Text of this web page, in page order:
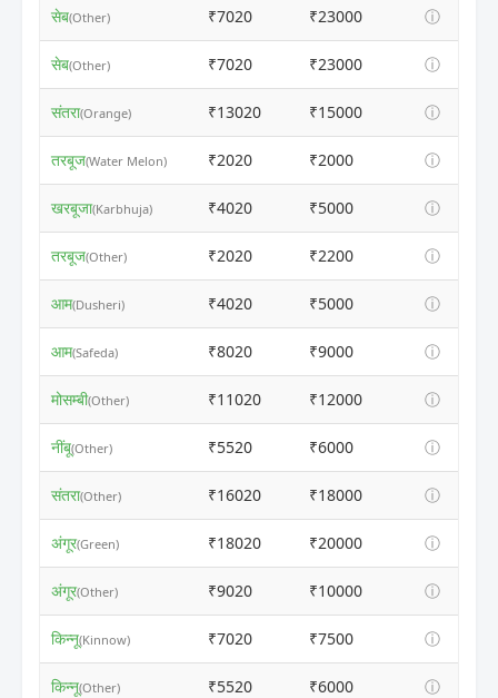
सेब(Other) ₹7020 ₹23000 ⓘ
सेब(Other) ₹7020 ₹23000 ⓘ
संतरा(Orange) ₹13020 ₹15000 ⓘ
तरबूज(Water Melon) ₹2020 ₹2000 ⓘ
खरबूजा(Karbhuja) ₹4020 ₹5000 ⓘ
तरबूज(Other) ₹2020 ₹2200 ⓘ
आम(Dusheri) ₹4020 ₹5000 ⓘ
आम(Safeda) ₹8020 ₹9000 ⓘ
मोसम्बी(Other) ₹11020 ₹12000 ⓘ
नींबू(Other) ₹5520 ₹6000 ⓘ
संतरा(Other) ₹16020 ₹18000 ⓘ
अंगूर(Green) ₹18020 ₹20000 ⓘ
अंगूर(Other) ₹9020 ₹10000 ⓘ
किन्नू(Kinnow) ₹7020 ₹7500 ⓘ
किन्नू(Other) ₹5520 ₹6000 ⓘ